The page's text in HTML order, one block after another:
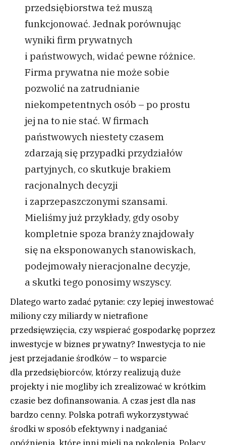
przedsiębiorstwa też muszą
funkcjonować. Jednak porównując
wyniki firm prywatnych
i państwowych, widać pewne różnice.
Firma prywatna nie może sobie
pozwolić na zatrudnianie
niekompetentnych osób – po prostu
jej na to nie stać. W firmach
państwowych niestety czasem
zdarzają się przypadki przydziałów
partyjnych, co skutkuje brakiem
racjonalnych decyzji
i zaprzepaszczonymi szansami.
Mieliśmy już przykłady, gdy osoby
kompletnie spoza branży znajdowały
się na eksponowanych stanowiskach,
podejmowały nieracjonalne decyzje,
a skutki tego ponosimy wszyscy.
Dlatego warto zadać pytanie: czy lepiej inwestować
miliony czy miliardy w nietrafione
przedsięwzięcia, czy wspierać gospodarkę poprzez
inwestycje w biznes prywatny? Inwestycja to nie
jest przejadanie środków – to wsparcie
dla przedsiębiorców, którzy realizują duże
projekty i nie mogliby ich zrealizować w krótkim
czasie bez dofinansowania. A czas jest dla nas
bardzo cenny. Polska potrafi wykorzystywać
środki w sposób efektywny i nadganiać